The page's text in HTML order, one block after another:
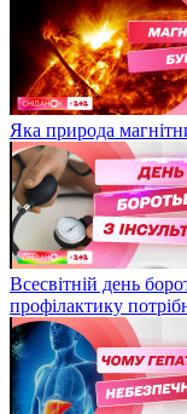
Яка природа
Всесвітній день
профілактику